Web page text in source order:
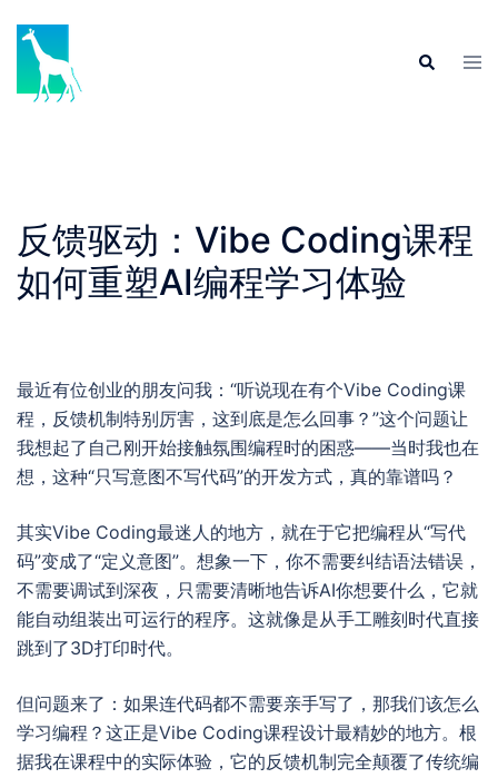
content
Search
反馈驱动：Vibe Coding课程
如何重塑AI编程学习体验
最近有位创业的朋友问我：“听说现在有个Vibe Coding课
程，反馈机制特别厉害，这到底是怎么回事？”这个问题让
我想起了自己刚开始接触氛围编程时的困惑——当时我也在
想，这种“只写意图不写代码”的开发方式，真的靠谱吗？
其实Vibe Coding最迷人的地方，就在于它把编程从“写代
码”变成了“定义意图”。想象一下，你不需要纠结语法错误，
不需要调试到深夜，只需要清晰地告诉AI你想要什么，它就
能自动组装出可运行的程序。这就像是从手工雕刻时代直接
跳到了3D打印时代。
但问题来了：如果连代码都不需要亲手写了，那我们该怎么
学习编程？这正是Vibe Coding课程设计最精妙的地方。根
据我在课程中的实际体验，它的反馈机制完全颠覆了传统编